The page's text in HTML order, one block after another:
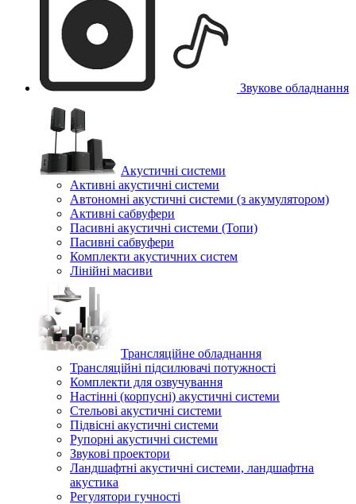
Звукове обладнання
Акустичні системи
Активні акустичні системи
Автономні акустичні системи (з акумулятором)
Активні сабвуфери
Пасивні акустичні системи (Топи)
Пасивні сабвуфери
Комплекти акустичних систем
Лінійні масиви
Трансляційне обладнання
Трансляційні підсилювачі потужності
Комплекти для озвучування
Настінні (корпусні) акустичні системи
Стельові акустичні системи
Підвісні акустичні системи
Рупорні акустичні системи
Звукові проектори
Ландшафтні акустичні системи, ландшафтна
акустика
Регулятори гучності